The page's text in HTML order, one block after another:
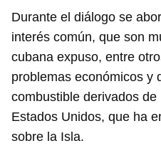
Durante el diálogo se
interés común, que son
cubana expuso, entre
problemas económicos y
combustible derivados
Estados Unidos, que ha
sobre la Isla.